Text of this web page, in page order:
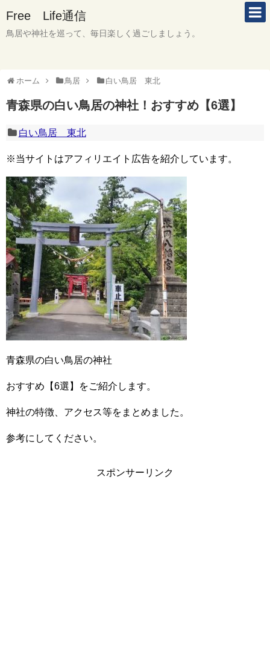
Free Life通信
鳥居や神社を巡って、毎日楽しく過ごしましょう。
ホーム 鳥居 白い鳥居 東北
青森県の白い鳥居の神社！おすすめ【6選】
白い鳥居 東北
※当サイトはアフィリエイト広告を紹介しています。
青森県の白い鳥居の神社
おすすめ【6選】をご紹介します。
神社の特徴、アクセス等をまとめました。
参考にしてください。
スポンサーリンク